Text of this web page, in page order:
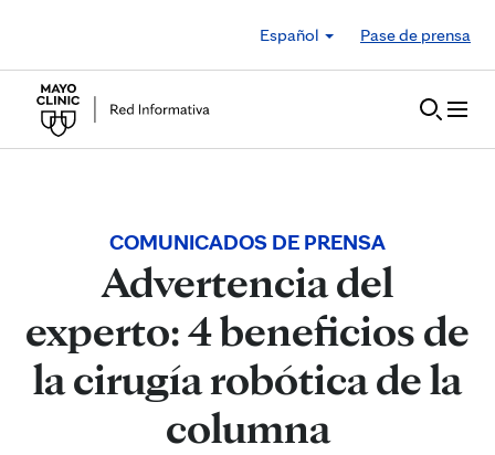
Español
Pase de prensa
COMUNICADOS DE PRENSA
Advertencia del
experto: 4 beneficios de
la cirugía robótica de la
columna